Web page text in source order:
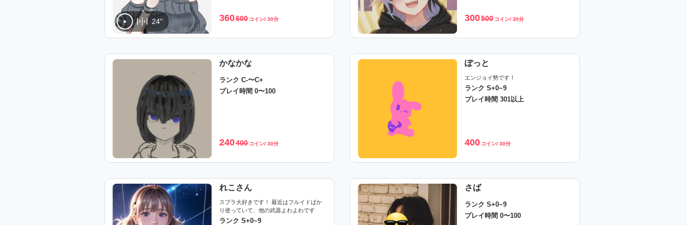
24" 360600 コイン/ 30分 300500 コイン/ 30分
かなかな
ランク C-〜C+
プレイ時間 0〜100
240400 コイン/ 30分
ぽっと
エンジョイ勢です！
ランク S+0~9
プレイ時間 301以上
400 コイン/ 30分
れこさん
スプラ大好きです！ 最近はフルイドばか
り使っていて、他の武器よわよわです
ランク S+0~9
さば
ランク S+0~9
プレイ時間 0〜100